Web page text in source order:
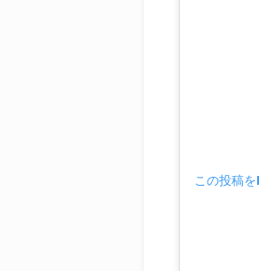
この投稿